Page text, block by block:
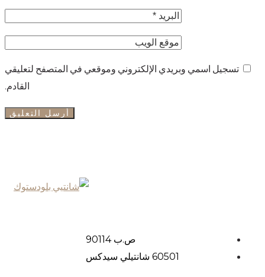
تسجيل اسمي وبريدي الإلكتروني وموقعي في المتصفح لتعليقي
القادم.
ص.ب 90114
60501 شانتيلي سيدكس